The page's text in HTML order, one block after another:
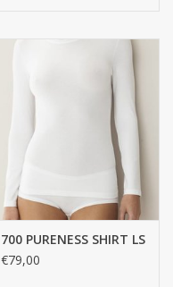
700 PURENESS SHIRT LS
€79,00